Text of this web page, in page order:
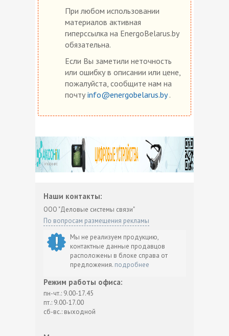
При любом использовании
материалов активная
гиперссылка на EnergoBelarus.by
обязательна.
Если Вы заметили неточность
или ошибку в описании или цене,
пожалуйста, сообщите нам на
почту info@energobelarus.by.
Наши контакты:
ООО "Деловые системы связи"
По вопросам размещения рекламы
Мы не реализуем продукцию,
контактные данные продавцов
расположены в блоке справа от
предложения. подробнее
Режим работы офиса:
пн-чт.: 9.00-17.45
пт.: 9.00-17.00
сб-вс.: выходной